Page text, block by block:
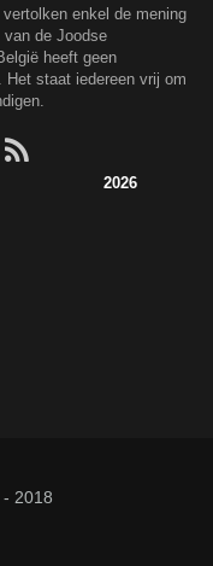
enkel de mening
de Joodse
heeft geen
Het staat iedereen vrij om
2026
2018